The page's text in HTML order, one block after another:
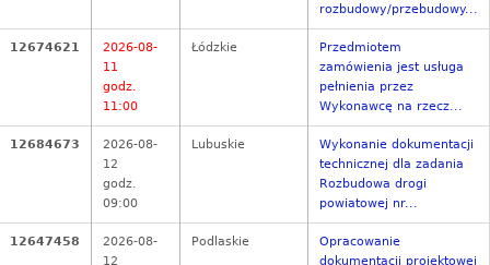
rozbudowy/przebudowy...
12674621
2026-08-
11
godz.
11:00
Łódzkie
Przedmiotem
zamówienia jest usługa
pełnienia przez
Wykonawcę na rzecz...
12684673
2026-08-
12
godz.
09:00
Lubuskie
Wykonanie dokumentacji
technicznej dla zadania
Rozbudowa drogi
powiatowej nr...
12647458
2026-08-
12
Podlaskie
Opracowanie
dokumentacji projektowej